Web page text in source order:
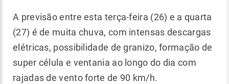
A previsão entre esta terça-feira (26) e a quarta
(27) é de muita chuva, com intensas descargas
elétricas, possibilidade de granizo, formação de
super célula e ventania ao longo do dia com
rajadas de vento forte de 90 km/h.